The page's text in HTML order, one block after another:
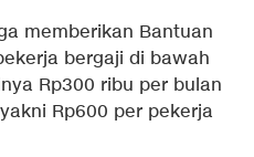
memberikan Bantuan
bergaji di bawah
Rp300 ribu per bulan
Rp600 per pekerja